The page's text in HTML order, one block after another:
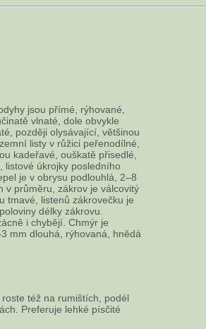
jsou přímé, rýhované,
vlnaté, dole obvykle
později olysávající, většinou
listy v růžici peřenodílné,
kadeřavé, ouškatě přisedlé,
listové úkrojky posledního
je v obrysu podlouhlá, 2–8
v průměru, zákrov je válcovitý
tmavé, listenů zákrovečku je
délky zákrovu.
i chybějí. Chmýr je
mm dlouhá, rýhovaná, hnědá
též na rumištích, podél
Preferuje lehké písčité